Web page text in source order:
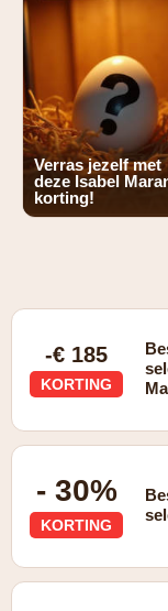
Verras jezelf met
deze Isabel
korting!
-€ 185
KORTING
- 30%
KORTING